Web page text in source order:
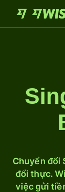
Chuyển đổi
đổi thực.
việc gửi